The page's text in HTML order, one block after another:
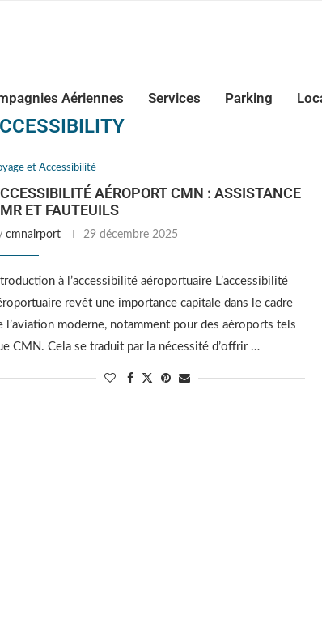
Aériennes Services Parking
et Accessibilité
AÉROPORT CMN : ASSISTANCE
ET FAUTEUILS
cmnairport 29 décembre 2025
à l’accessibilité aéroportuaire L’accessibilité
revêt une importance capitale dans le cadre
l’aviation moderne, notamment pour des aéroports tels
CMN. Cela se traduit par la nécessité d’offrir …